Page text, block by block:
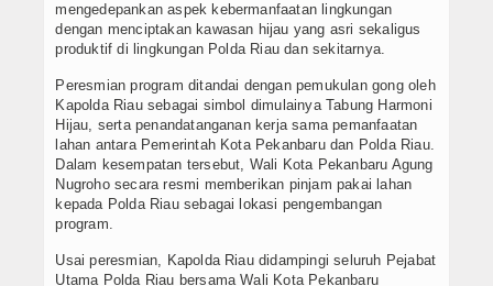
mengedepankan aspek kebermanfaatan lingkungan
dengan menciptakan kawasan hijau yang asri sekaligus
produktif di lingkungan Polda Riau dan sekitarnya.
Peresmian program ditandai dengan pemukulan gong oleh
Kapolda Riau sebagai simbol dimulainya Tabung Harmoni
Hijau, serta penandatanganan kerja sama pemanfaatan
lahan antara Pemerintah Kota Pekanbaru dan Polda Riau.
Dalam kesempatan tersebut, Wali Kota Pekanbaru Agung
Nugroho secara resmi memberikan pinjam pakai lahan
kepada Polda Riau sebagai lokasi pengembangan
program.
Usai peresmian, Kapolda Riau didampingi seluruh Pejabat
Utama Polda Riau bersama Wali Kota Pekanbaru